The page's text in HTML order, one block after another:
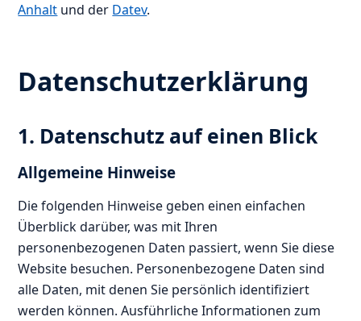
Anhalt und der Datev.
Datenschutz­erklärung
1. Datenschutz auf einen Blick
Allgemeine Hinweise
Die folgenden Hinweise geben einen einfachen
Überblick darüber, was mit Ihren
personenbezogenen Daten passiert, wenn Sie diese
Website besuchen. Personenbezogene Daten sind
alle Daten, mit denen Sie persönlich identifiziert
werden können. Ausführliche Informationen zum